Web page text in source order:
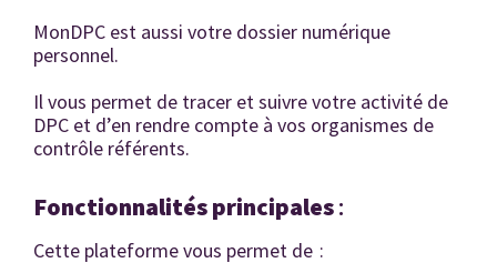
MonDPC est aussi votre dossier numérique
personnel.
Il vous permet de tracer et suivre votre activité de
DPC et d’en rendre compte à vos organismes de
contrôle référents.
Fonctionnalités principales:
Cette plateforme vous permet de :